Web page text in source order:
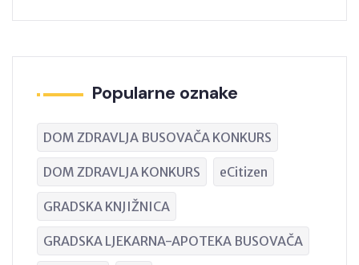
Popularne oznake
DOM ZDRAVLJA BUSOVAČA KONKURS
DOM ZDRAVLJA KONKURS eCitizen
GRADSKA KNJIŽNICA
GRADSKA LJEKARNA-APOTEKA BUSOVAČA